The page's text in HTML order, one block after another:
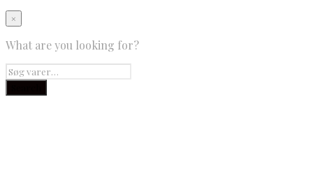
×
What are you looking for?